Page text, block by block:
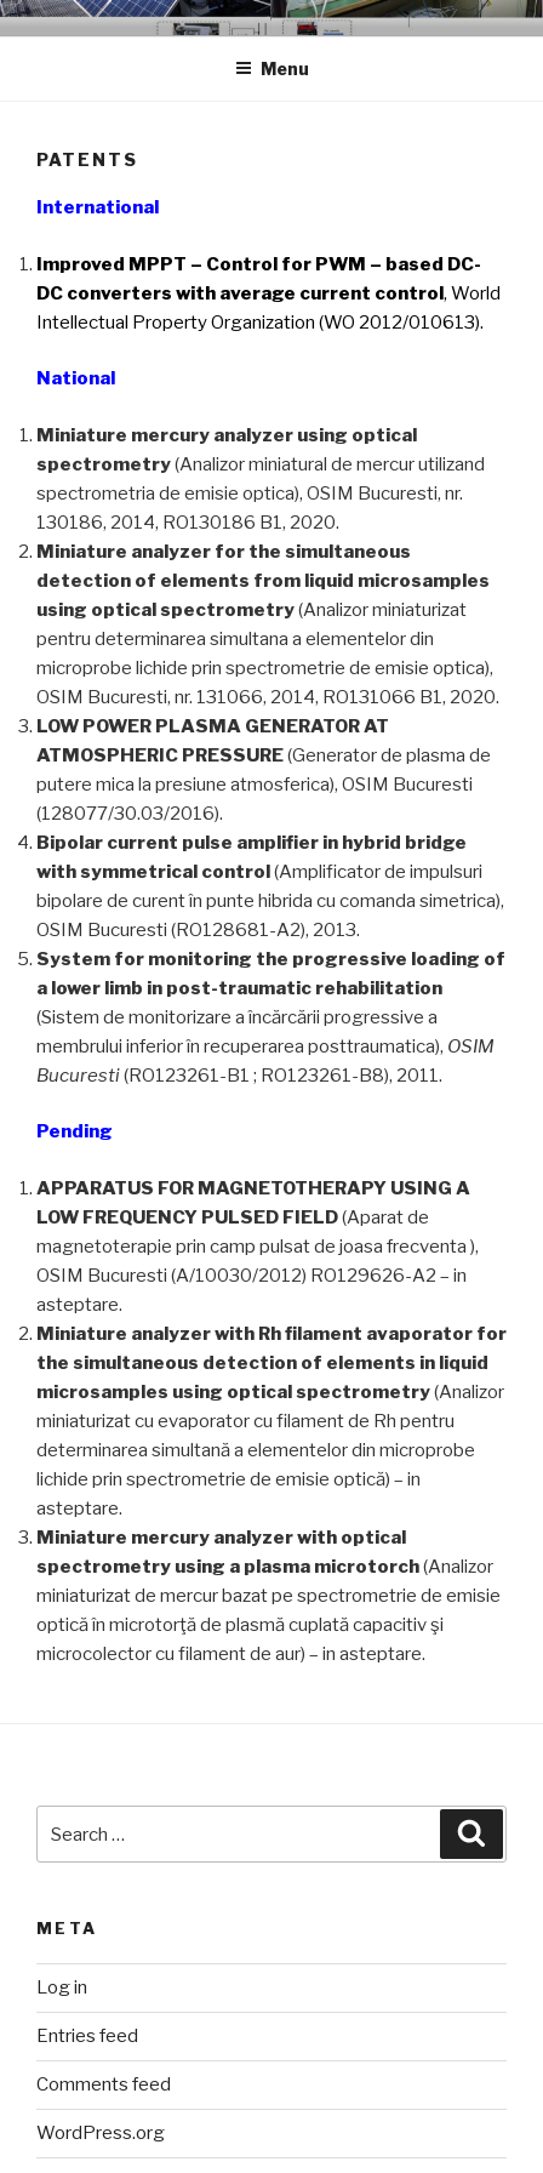
Skip
to
GCER.UTCLUJ.RO
Grup de Cercetare in Energii Regenerabile
Menu
PATENTS
International
Improved MPPT – Control for PWM – based DC-
DC converters with average current control, World
Intellectual Property Organization (WO 2012/010613).
National
Miniature mercury analyzer using optical
spectrometry(Analizor miniatural de mercur utilizand
spectrometria de emisie optica), OSIM Bucuresti, nr.
130186, 2014, RO130186 B1, 2020.
Miniature analyzer for the simultaneous
detection of elements from liquid microsamples
using optical spectrometry(Analizor miniaturizat
pentru determinarea simultana a elementelor din
microprobe lichide prin spectrometrie de emisie optica),
OSIM Bucuresti, nr. 131066, 2014, RO131066 B1, 2020.
LOW POWER PLASMA GENERATOR AT
ATMOSPHERIC PRESSURE(Generator de plasma de
putere mica la presiune atmosferica), OSIM Bucuresti
(128077/30.03/2016).
Bipolar current pulse amplifier in hybrid bridge
with symmetrical control(Amplificator de impulsuri
bipolare de curent în punte hibrida cu comanda simetrica),
OSIM Bucuresti (RO128681-A2), 2013.
System for monitoring the progressive loading of
a lower limb in post-traumatic rehabilitation
(Sistem de monitorizare a încărcării progressive a
membrului inferior în recuperarea posttraumatica), OSIM
Bucuresti(RO123261-B1 ; RO123261-B8), 2011.
Pending
APPARATUS FOR MAGNETOTHERAPY USING A
LOW FREQUENCY PULSED FIELD(Aparat de
magnetoterapie prin camp pulsat de joasa frecventa ),
OSIM Bucuresti (A/10030/2012) RO129626-A2 – in
asteptare.
Miniature analyzer with Rh filament avaporator for
the simultaneous detection of elements in liquid
microsamples using optical spectrometry(Analizor
miniaturizat cu evaporator cu filament de Rh pentru
determinarea simultană a elementelor din microprobe
lichide prin spectrometrie de emisie optică) – in
asteptare.
Miniature mercury analyzer with optical
spectrometry using a plasma microtorch(Analizor
miniaturizat de mercur bazat pe spectrometrie de emisie
optică în microtorţă de plasmă cuplată capacitiv şi
microcolector cu filament de aur) – in asteptare.
for:
META
Log in
Entries feed
Comments feed
WordPress.org